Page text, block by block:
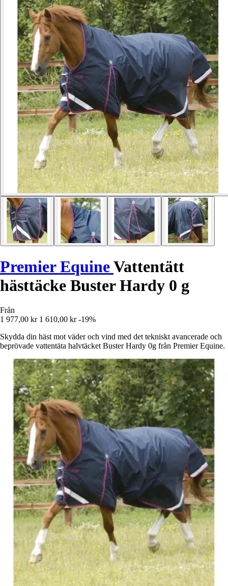
Premier EquineVattentätt
hästtäcke Buster Hardy 0 g
Från
1 977,00 kr 1 610,00 kr -19%
Skydda din häst mot väder och vind med det tekniskt avancerade och
beprövade vattentäta halvtäcket Buster Hardy 0g från Premier Equine.